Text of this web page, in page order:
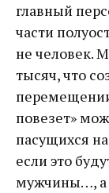
главный
части
не человек.
тысяч, что
повезет»
пасущихся
если это
мужчины…, а